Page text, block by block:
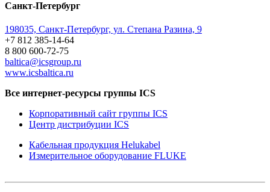
Санкт-Петербург
198035, Санкт-Петербург, ул. Степана Разина, 9
+7 812 385-14-64
8 800 600-72-75
baltica@icsgroup.ru
www.icsbaltica.ru
Все интернет-ресурсы группы ICS
Корпоративный сайт группы ICS
Центр дистрибуции ICS
Кабельная продукция Helukabel
Измерительное оборудование FLUKE